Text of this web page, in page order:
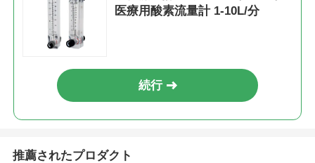
医療用酸素流量計 1-10L/分
続行
推薦されたプロダクト